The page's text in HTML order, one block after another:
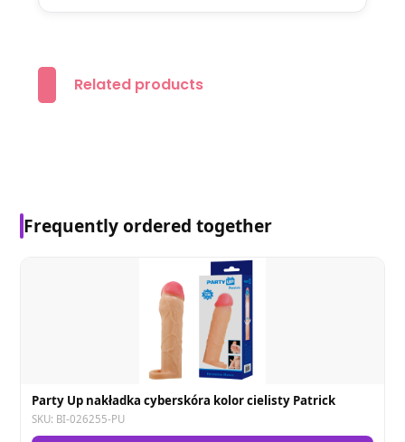
Related products
Frequently ordered together
Party Up nakładka cyberskóra kolor cielisty Patrick
SKU: BI-026255-PU